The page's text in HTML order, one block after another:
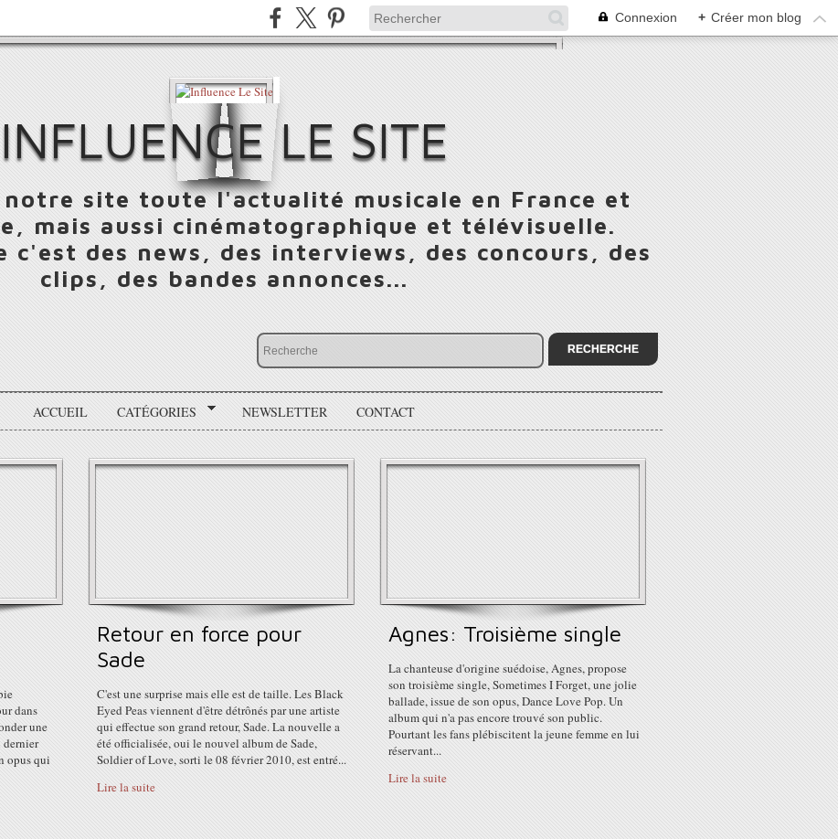
Connexion + Créer mon blog
INFLUENCE LE SITE
notre site toute l'actualité musicale en France et
mais aussi cinématographique et télévisuelle.
c'est des news, des interviews, des concours, des
clips, des bandes annonces...
ACCUEIL CATÉGORIES NEWSLETTER CONTACT
dans
une
opus qui
Retour en force pour
Sade
C'est une surprise mais elle est de taille. Les Black
Eyed Peas viennent d'être détrônés par une artiste
qui effectue son grand retour, Sade. La nouvelle a
été officialisée, oui le nouvel album de Sade,
Soldier of Love, sorti le 08 février 2010, est entré...
Lire la suite
Agnes: Troisième single
La chanteuse d'origine suédoise, Agnes, propose
son troisième single, Sometimes I Forget, une jolie
ballade, issue de son opus, Dance Love Pop. Un
album qui n'a pas encore trouvé son public.
Pourtant les fans plébiscitent la jeune femme en lui
réservant...
Lire la suite